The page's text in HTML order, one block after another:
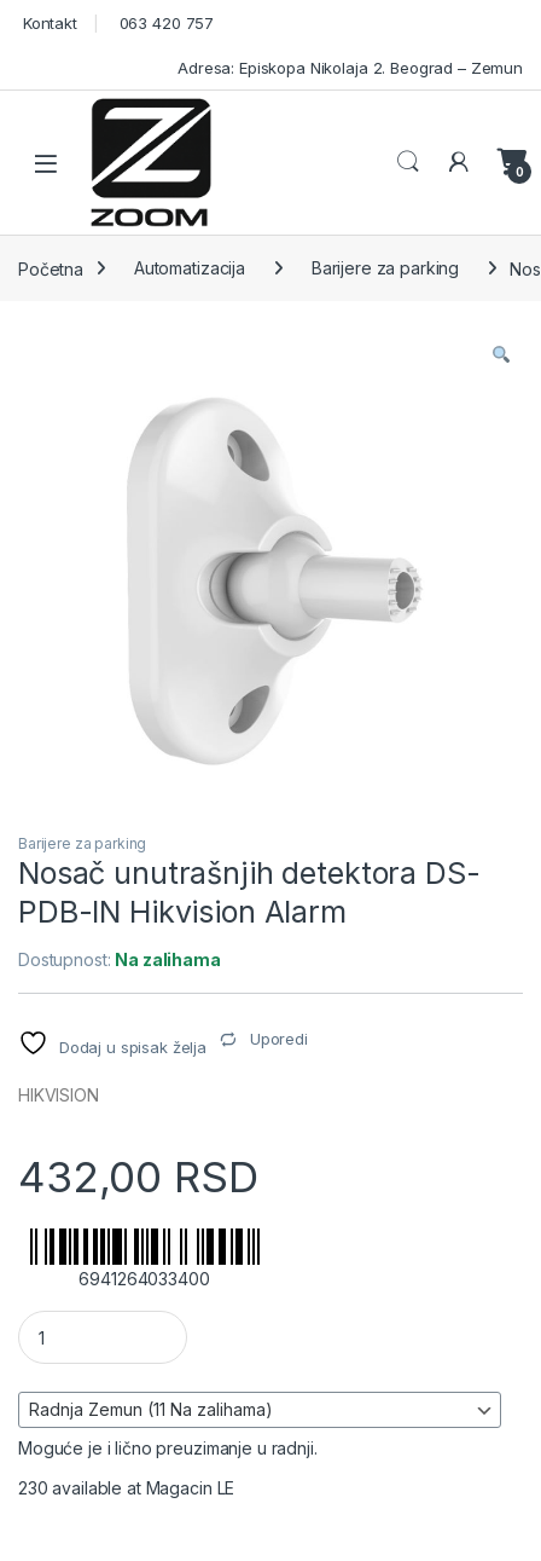
Skip to navigation
Skip to content
Kontakt 063 420 757
Adresa: Episkopa Nikolaja 2. Beograd – Zemun
Open 0
Početna Automatizacija Barijere za parking
Barijere za parking
Nosač unutrašnjih detektora DS-
PDB-IN Hikvision Alarm
Dostupnost: Na zalihama
Dodaj u spisak želja Uporedi
HIKVISION
432,00 RSD
6941264033400
Nosač unutrašnjih detektora DS-PDB-IN Hikvision Alarm
Moguće je i lično preuzimanje u radnji.
230 available at Magacin LE